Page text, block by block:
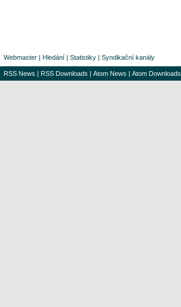
Webmaster | Hledání | Statistiky | Syndikační kanály
RSS News | RSS Downloads | Atom News | Atom Downloads